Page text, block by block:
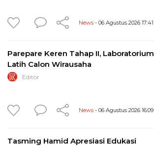
News - 06 Agustus 2026 17:41
Parepare Keren Tahap II, Laboratorium
Latih Calon Wirausaha
Editor
News - 06 Agustus 2026 16:09
Tasming Hamid Apresiasi Edukasi